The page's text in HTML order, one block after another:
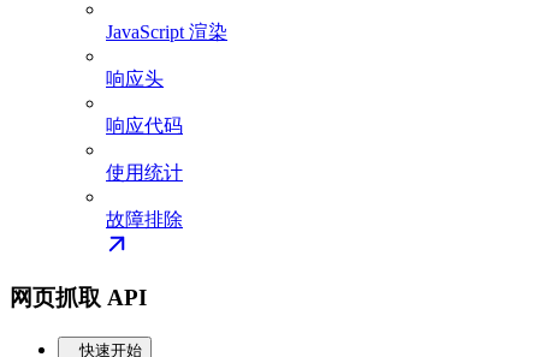
JavaScript 渲染
响应头
响应代码
使用统计
故障排除
网页抓取 API
快速开始